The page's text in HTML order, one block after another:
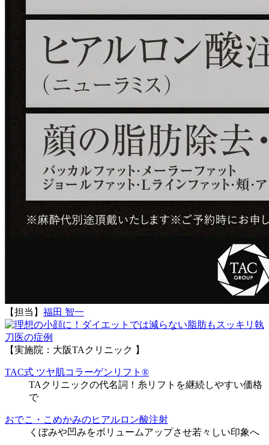
【担当】 福田 智一
執
刀医の症例
【実施院：大阪TAクリニック 】
TAC式 ツヤ肌コラーゲンリフト®
TAクリニックの代名詞！糸リフトを継続しやすい価格
で
おでこ・こめかみのヒアルロン酸注射
くぼみや凹みをボリュームアップさせ若々しい印象へ